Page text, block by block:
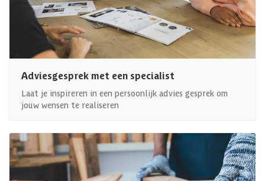
Adviesgesprek met een specialist
Laat je inspireren in een persoonlijk advies gesprek om
jouw wensen te realiseren